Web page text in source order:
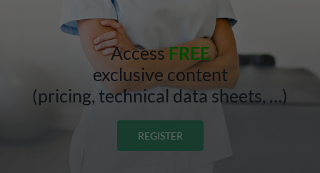
AccessFREE
exclusive content
(pricing, technical data sheets, …)
REGISTER